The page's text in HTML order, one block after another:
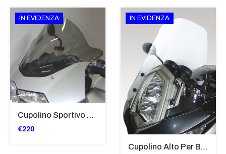
IN EVIDENZA
Cupolino Sportivo Per Bmw K 1200 R Sport 2005-07 TRASPARENTE - Sc967-T
€220
IN EVIDENZA
Cupolino Alto Per Bmw R 1200 St 2004 - 2007 TRASPARENTE - Sc950-T